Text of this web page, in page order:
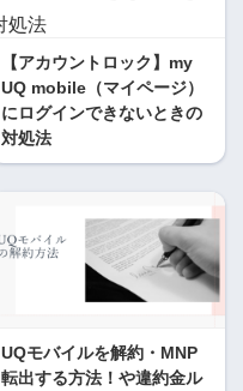
【アカウントロック】my
UQ mobile（マイページ）
にログインできないときの
対処法
UQモバイルを解約・MNP
転出する方法！や違約金ル